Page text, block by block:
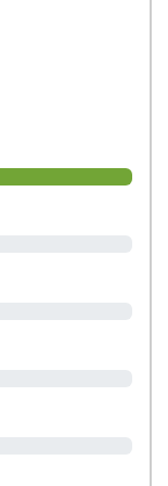
melyek
és
zavarokat. A
gomba-ölő
a leukémia főbb
egérben, és rák-
termelésében
A betain metil